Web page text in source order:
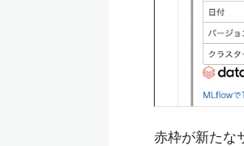
赤枠が新たな